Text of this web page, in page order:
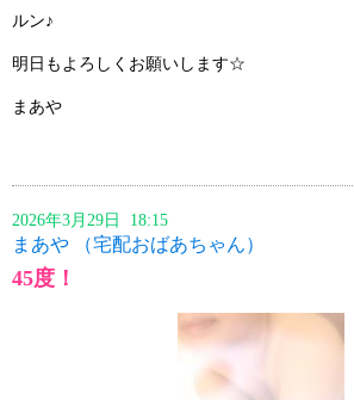
ルン♪
明日もよろしくお願いします☆
まあや
2026年3月29日 18:15
まあや （宅配おばあちゃん）
45度！